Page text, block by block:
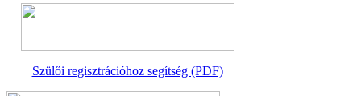
Szülői regisztrációhoz segítség (PDF)